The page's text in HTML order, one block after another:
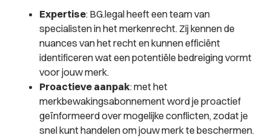
Expertise: BG.legal heeft een team van
specialisten in het merkenrecht. Zij kennen de
nuances van het recht en kunnen efficiënt
identificeren wat een potentiële bedreiging vormt
voor jouw merk.
Proactieve aanpak: met het
merkbewakingsabonnement word je proactief
geïnformeerd over mogelijke conflicten, zodat je
snel kunt handelen om jouw merk te beschermen.